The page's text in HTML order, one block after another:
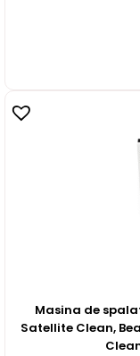
Masina de
Satellite Clean,